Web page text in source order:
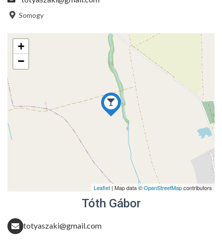
Somogy
+
−
Leaflet | Map data ©OpenStreetMapcontributors
Tóth Gábor
totyaszaki@gmail.com